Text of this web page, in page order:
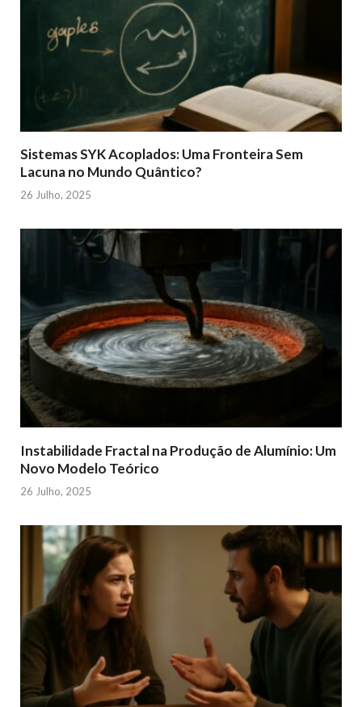
Sistemas SYK Acoplados: Uma Fronteira Sem
Lacuna no Mundo Quântico?
26 Julho, 2025
Instabilidade Fractal na Produção de Alumínio: Um
Novo Modelo Teórico
26 Julho, 2025